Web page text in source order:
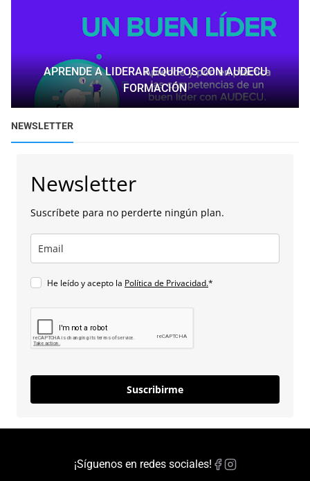
APRENDE A LIDERAR EQUIPOS CON AUDECU
FORMACIÓN
NEWSLETTER
Newsletter
Suscríbete para no perderte ningún plan.
He leído y acepto la Política de Privacidad.*
Suscribirme
¡Síguenos en redes sociales!